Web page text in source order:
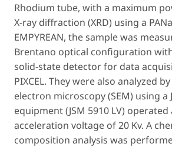
Rhodium tube, with a maximum
X-ray diffraction (XRD) using a
EMPYREAN, the sample was
Brentano optical configuration
solid-state detector for data
PIXCEL. They were also analyzed
electron microscopy (SEM) using a
equipment (JSM 5910 LV) operated
acceleration voltage of 20 Kv. A
composition analysis was